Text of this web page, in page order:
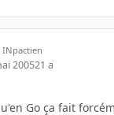
INpactien
200521 a
Go ça fait